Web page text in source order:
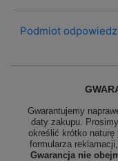
Podmiot
Gwarantujemy
daty zakupu.
określić krótko naturę
formularza
Gwarancja nie